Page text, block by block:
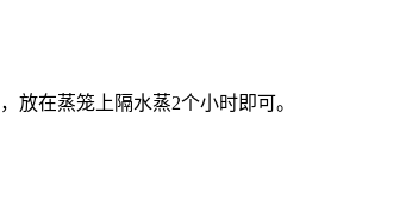
放在蒸笼上隔水蒸2个小时即可。